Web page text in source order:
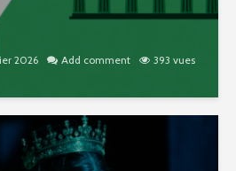
2026 Add comment 393 vues